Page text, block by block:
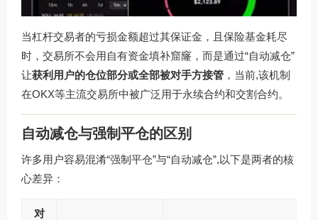
当杠杆交易者的亏损金额超过其保证金，且保险基金耗尽
时，交易所不会用自有资金填补窟窿，而是通过“自动减仓”
让获利用户的仓位部分或全部被对手方接管 ，当前,该机制
在OKX等主流交易所中被广泛用于永续合约和交割合约。
自动减仓与强制平仓的区别
许多用户容易混淆“强制平仓”与“自动减仓”,以下是两者的核
心差异：
对